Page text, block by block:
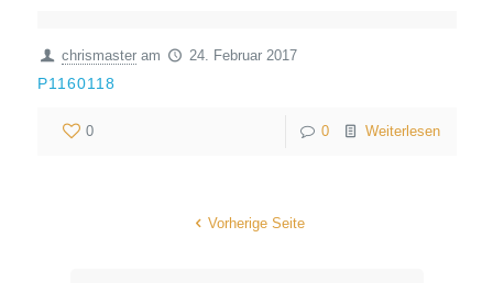
chrismaster am 24. Februar 2017
P1160118
0 0 Weiterlesen
Vorherige Seite